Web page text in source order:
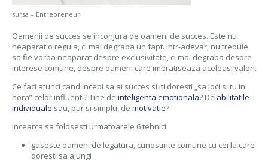
sursa – Entrepreneur
Oamenii de succes se inconjura de oameni de succes. Este nu
neaparat o regula, ci mai degraba un fapt. Intr-adevar, nu trebuie
sa fie vorba neaparat despre exclusivitate, ci mai degraba despre
interese comune, despre oameni care imbratiseaza aceleasi valori.
Ce faci atunci cand incepi sa ai succes si iti doresti „sa joci si tu in
hora” celor influenti? Tine de inteligenta emotionala? De abilitatile
individuale sau, pur si simplu, de motivatie?
Incearca sa folosesti urmatoarele 6 tehnici:
gaseste oameni de legatura, cunostinte comune cu cei la care
doresti sa ajungi